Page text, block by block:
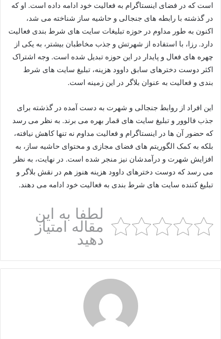
است که در فضای اینستاگرام به فعالیت خود ادامه داده است. او که
در گذشته با رابطه‌ های جنجالی و حاشیه‌ ساز شناخته می‌ شد،
اکنون به طور مداوم در حوزه تبلیغات سایت‌ های شرط‌ بندی فعالیت
دارد. رزا، با استفاده از شهرتش و جذب مخاطبان بیشتر، به یکی از
چهره‌ های فعال و پایدار در این حوزه تبدیل شده است. وجه اشتراک
اکثر دوست‌ دخترهای سابق داوود هزینه، تبلیغ سایت‌ های شرط‌
بندی و فعالیت به عنوان بلاگر در این زمینه است.
این افراد از روابط جنجالی و شهرت به دست آمده در گذشته برای
جذب فالوور و تبلیغ سایت‌ های قمار بهره می‌ برند. به نظر می‌ رسد
که حضور آن‌ ها در اینستاگرام و فعالیت مداوم‌ نه‌ تنها کاهش نیافته،
بلکه به کمک الگوریتم‌ های فضای مجازی و محتوای حاشیه‌ ساز، به
افزایش شهرت و درآمدشان نیز منجر شده است. در نهایت، به نظر
می‌ رسد که دوست‌ دخترهای داوود هزینه هنوز هم در نقش بلاگر و
تبلیغ‌ کننده سایت‌ های شرط‌ بندی به فعالیت خود ادامه می‌ دهند.
لطفا به این
مقاله امتیاز
دهید